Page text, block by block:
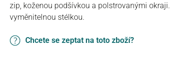
zip, koženou podšívkou a polstrovanými
vyměnitelnou stélkou.
Chcete se zeptat na toto zboží?